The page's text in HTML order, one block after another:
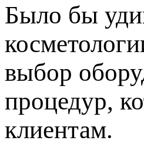
Было бы
выбор
процедур,
клиентам.